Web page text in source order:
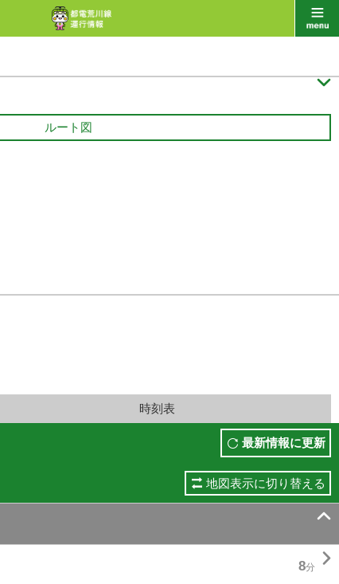

ルート図
時刻表
最新情報に更新
地図表示に切り替える

8分 